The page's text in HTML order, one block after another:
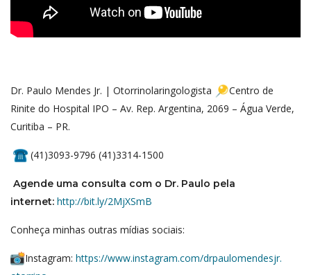
Dr. Paulo Mendes Jr. | Otorrinolaringologista
Centro de
Rinite do Hospital IPO – Av. Rep. Argentina, 2069 – Água Verde,
Curitiba – PR.
(41)3093-9796 (41)3314-1500
Agende uma consulta com o Dr. Paulo pela
internet: http://bit.ly/2MjXSmB
Conheça minhas outras mídias sociais:
Instagram: https://www.instagram.com/drpaulomendesjr.